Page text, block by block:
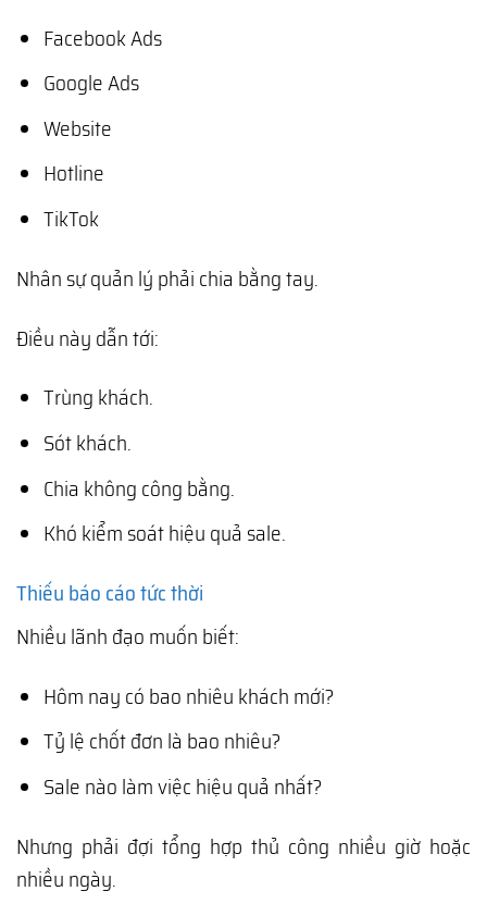
Facebook Ads
Google Ads
Website
Hotline
TikTok
Nhân sự quản lý phải chia bằng tay.
Điều này dẫn tới:
Trùng khách.
Sót khách.
Chia không công bằng.
Khó kiểm soát hiệu quả sale.
Thiếu báo cáo tức thời
Nhiều lãnh đạo muốn biết:
Hôm nay có bao nhiêu khách mới?
Tỷ lệ chốt đơn là bao nhiêu?
Sale nào làm việc hiệu quả nhất?
Nhưng phải đợi tổng hợp thủ công nhiều giờ hoặc
nhiều ngày.